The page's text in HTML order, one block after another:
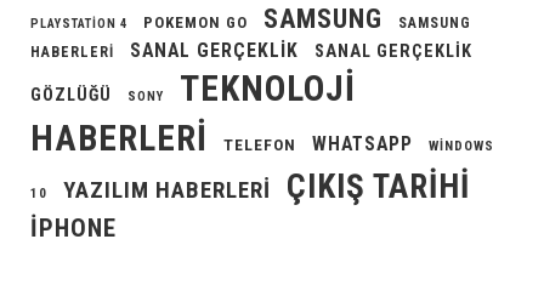
PLAYSTATION 4 POKEMON GO SAMSUNG
SAMSUNG
HABERLERI
SANAL GERÇEKLIK SANAL GERÇEKLIK
GÖZLÜĞÜ SONY
TEKNOLOJI
HABERLERI
TELEFON WHATSAPP WINDOWS
10 YAZILIM HABERLERI ÇIKIŞ TARIHI
İPHONE